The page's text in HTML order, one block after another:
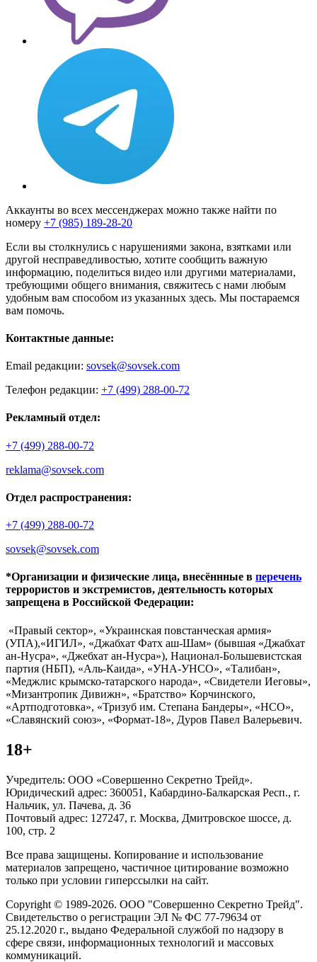
Аккаунты во всех мессенджерах можно также найти по
номеру +7 (985) 189-28-20
Если вы столкнулись с нарушениями закона, взятками или
другой несправедливостью, хотите сообщить важную
информацию, поделиться видео или другими материалами,
требующими общего внимания, свяжитесь с нами любым
удобным вам способом из указанных здесь. Мы постараемся
вам помочь.
Контактные данные:
Email редакции: sovsek@sovsek.com
Телефон редакции: +7 (499) 288-00-72
Рекламный отдел:
+7 (499) 288-00-72
reklama@sovsek.com
Отдел распространения:
+7 (499) 288-00-72
sovsek@sovsek.com
*Организации и физические лица, внесённные в перечень
террористов и экстремистов, деятельность которых
запрещена в Российской Федерации:
«Правый сектор», «Украинская повстанческая армия»
(УПА),«ИГИЛ», «Джабхат Фатх аш-Шам» (бывшая «Джабхат
ан-Нусра», «Джебхат ан-Нусра»), Национал-Большевистская
партия (НБП), «Аль-Каида», «УНА-УНСО», «Талибан»,
«Меджлис крымско-татарского народа», «Свидетели Иеговы»,
«Мизантропик Дивижн», «Братство» Корчинского,
«Артподготовка», «Тризуб им. Степана Бандеры», «НСО»,
«Славянский союз», «Формат-18», Дуров Павел Валерьевич.
18+
Учредитель: ООО «Совершенно Секретно Трейд».
Юридический адрес: 360051, Кабардино-Балкарская Респ., г.
Нальчик, ул. Пачева, д. 36
Почтовый адрес: 127247, г. Москва, Дмитровское шоссе, д.
100, стр. 2
Все права защищены. Копирование и использование
материалов запрещено, частичное цитирование возможно
только при условии гиперссылки на сайт.
Copyright © 1989-2026. ООО "Совершенно Секретно Трейд".
Свидетельство о регистрации ЭЛ № ФС 77-79634 от
25.12.2020 г., выдано Федеральной службой по надзору в
сфере связи, информационных технологий и массовых
коммуникаций.